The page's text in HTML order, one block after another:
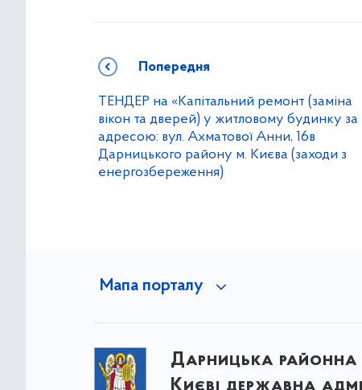
Попередня
ТЕНДЕР на «Капітальний ремонт (заміна
вікон та дверей) у житловому будинку за
адресою: вул. Ахматової Анни, 16в
Дарницького району м. Києва (заходи з
енергозбереження)
Мапа порталу
Дарницька районна
Києві державна